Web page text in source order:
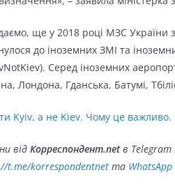
ще у 2018 році МЗС України
до іноземних ЗМІ та
Серед іноземних
Лондона, Гданська, Батумі,
Kyiv, а не Kiev. Чому це важливо.
від Корреспондент.netв
t.me/korrespondentnet та WhatsApp